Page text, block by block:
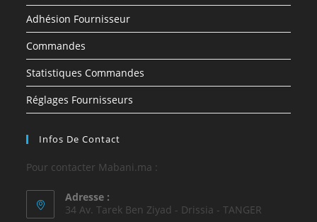
Adhésion Fournisseur
Commandes
Statistiques Commandes
Réglages Fournisseurs
Infos De Contact
Pour contacter Mabani.ma :
Adresse :
34 Av. Tarek Ben Ziyad - Drissia - TANGER